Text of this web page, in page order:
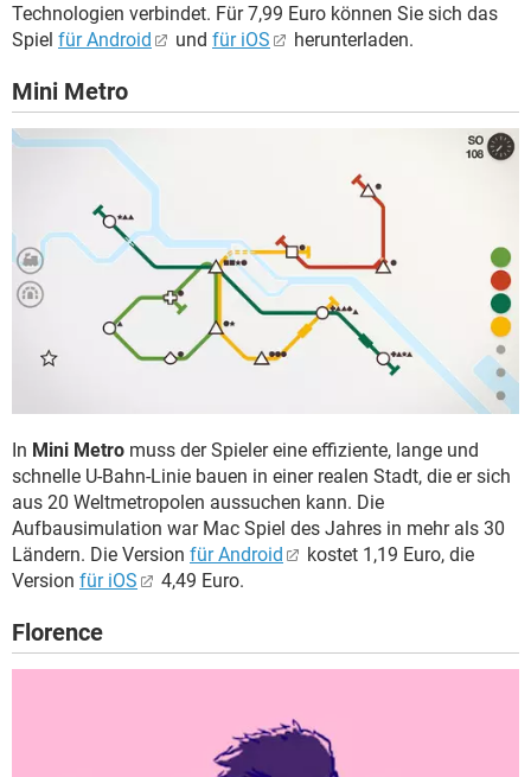
Technologien verbindet. Für 7,99 Euro können Sie sich das
Spiel für Android und für iOS herunterladen.
Mini Metro
In Mini Metro muss der Spieler eine effiziente, lange und
schnelle U-Bahn-Linie bauen in einer realen Stadt, die er sich
aus 20 Weltmetropolen aussuchen kann. Die
Aufbausimulation war Mac Spiel des Jahres in mehr als 30
Ländern. Die Version für Android
kostet 1,19 Euro, die
Version für iOS 4,49 Euro.
Florence